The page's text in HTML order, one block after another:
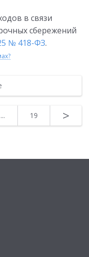
в связи
сбережений
№ 418-ФЗ.
... 19 >